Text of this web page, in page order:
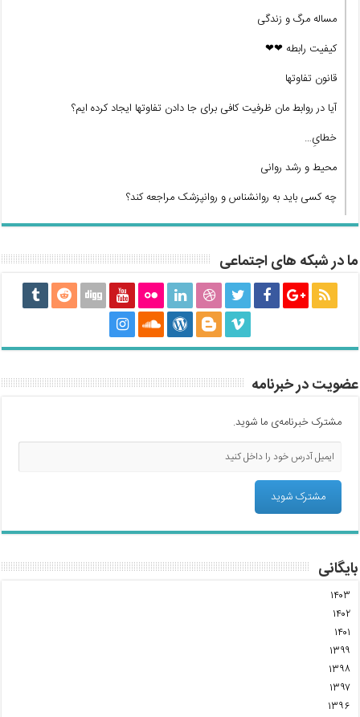
مساله مرگ و زندگی
کیفیت رابطه ❤❤
قانون تفاوتها
آیا در روابط مان ظرفیت کافی برای جا دادن تفاوتها ایجاد کرده ایم؟
خطایِ…
محیط و رشد روانی
چه کسی باید به روانشناس و روانپزشک مراجعه کند؟
ما در شبکه های اجتماعی
عضویت در خبرنامه
مشترک خبرنامه‌ی ما شوید.
بایگانی
۱۴۰۳
۱۴۰۲
۱۴۰۱
۱۳۹۹
۱۳۹۸
۱۳۹۷
۱۳۹۶